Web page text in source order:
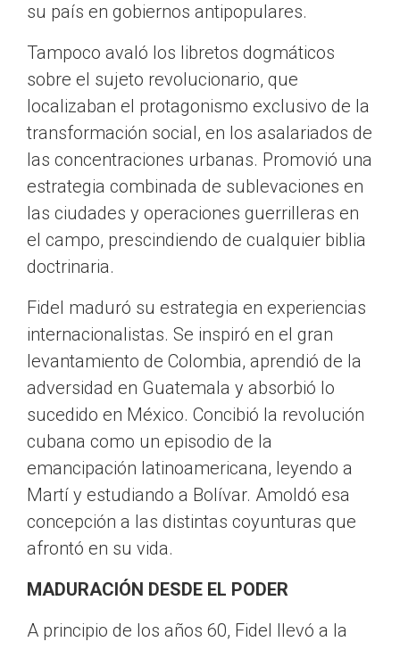
su país en gobiernos antipopulares.
Tampoco avaló los libretos dogmáticos
sobre el sujeto revolucionario, que
localizaban el protagonismo exclusivo de la
transformación social, en los asalariados de
las concentraciones urbanas. Promovió una
estrategia combinada de sublevaciones en
las ciudades y operaciones guerrilleras en
el campo, prescindiendo de cualquier biblia
doctrinaria.
Fidel maduró su estrategia en experiencias
internacionalistas. Se inspiró en el gran
levantamiento de Colombia, aprendió de la
adversidad en Guatemala y absorbió lo
sucedido en México. Concibió la revolución
cubana como un episodio de la
emancipación latinoamericana, leyendo a
Martí y estudiando a Bolívar. Amoldó esa
concepción a las distintas coyunturas que
afrontó en su vida.
MADURACIÓN DESDE EL PODER
A principio de los años 60, Fidel llevó a la